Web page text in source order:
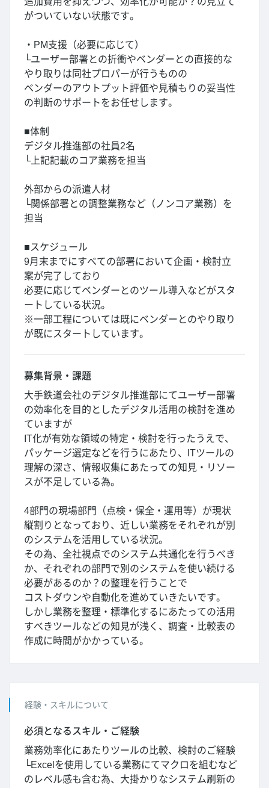
がついていない状態です。
・PM支援（必要に応じて）
└ユーザー部署との折衝やベンダーとの直接的な
やり取りは同社プロパーが行うものの
ベンダーのアウトプット評価や見積もりの妥当性
の判断のサポートをお任せします。
■体制
デジタル推進部の社員2名
└上記記載のコア業務を担当
外部からの派遣人材
└関係部署との調整業務など（ノンコア業務）を
担当
■スケジュール
9月末までにすべての部署において企画・検討立
案が完了しており
必要に応じてベンダーとのツール導入などがスタ
ートしている状況。
※一部工程については既にベンダーとのやり取り
が既にスタートしています。
募集背景・課題
大手鉄道会社のデジタル推進部にてユーザー部署
の効率化を目的としたデジタル活用の検討を進め
ていますが
IT化が有効な領域の特定・検討を行ったうえで、
パッケージ選定などを行うにあたり、ITツールの
理解の深さ、情報収集にあたっての知見・リソー
スが不足している為。
4部門の現場部門（点検・保全・運用等）が現状
縦割りとなっており、近しい業務をそれぞれが別
のシステムを活用している状況。
その為、全社視点でのシステム共通化を行うべき
か、それぞれの部門で別のシステムを使い続ける
必要があるのか？の整理を行うことで
コストダウンや自動化を進めていきたいです。
しかし業務を整理・標準化するにあたっての活用
すべきツールなどの知見が浅く、調査・比較表の
作成に時間がかかっている。
経験・スキルについて
必須となるスキル・ご経験
業務効率化にあたりツールの比較、検討のご経験
└Excelを使用している業務にてマクロを組むなど
のレベル感も含む為、大掛かりなシステム刷新の